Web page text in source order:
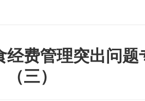
费管理突出问
（三）